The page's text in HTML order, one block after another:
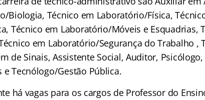
Biologia, Técnico em Laboratório/Física,
Técnico em Laboratório/Móveis e Esquadrias,
em Laboratório/Segurança do Trabalho ,
de Sinais, Assistente Social, Auditor,
e Tecnólogo/Gestão Pública.
há vagas para os cargos de Professor do